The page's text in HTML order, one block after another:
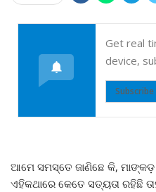
Get real
device,
Subscribe
ଆମେ ସମସ୍ତେ ଜାଣିଛେ କି,
ଏହିକଥାରେ କେତେ ସତ୍ୟତା ରହିଛି